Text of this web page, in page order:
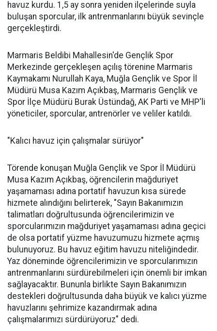
havuz kurdu. 1,5 ay sonra yeniden ilçelerinde suyla
buluşan sporcular, ilk antrenmanlarını büyük sevinçle
gerçekleştirdi.
Marmaris Beldibi Mahallesin'de Gençlik Spor
Merkezinde gerçekleşen açılış törenine Marmaris
Kaymakamı Nurullah Kaya, Muğla Gençlik ve Spor İl
Müdürü Musa Kazım Açıkbaş, Marmaris Gençlik ve
Spor İlçe Müdürü Burak Üstündağ, AK Parti ve MHP'li
yöneticiler, sporcular, antrenörler ve veliler katıldı.
"Kalıcı havuz için çalışmalar sürüyor"
Törende konuşan Muğla Gençlik ve Spor İl Müdürü
Musa Kazım Açıkbaş, öğrencilerin mağduriyet
yaşamaması adına portatif havuzun kısa sürede
hizmete alındığını belirterek, "Sayın Bakanımızın
talimatları doğrultusunda öğrencilerimizin ve
sporcularımızın mağduriyet yaşamaması adına geçici
de olsa portatif yüzme havuzumuzu hizmete açmış
bulunuyoruz. Bu havuz eğitim havuzu niteliğindedir.
Yaz döneminde öğrencilerimizin ve sporcularımızın
antrenmanlarını sürdürebilmeleri için önemli bir imkan
sağlayacaktır. Bununla birlikte Sayın Bakanımızın
destekleri doğrultusunda daha büyük ve kalıcı yüzme
havuzlarını şehrimize kazandırmak adına
çalışmalarımızı sürdürüyoruz" dedi.